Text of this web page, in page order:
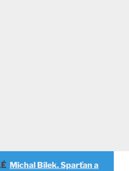
Michal Bílek. Sparťan a